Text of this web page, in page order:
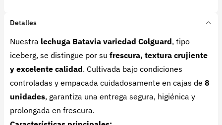
Detalles
Nuestra lechuga Batavia variedad Colguard, tipo
iceberg, se distingue por su frescura, textura crujiente
y excelente calidad. Cultivada bajo condiciones
controladas y empacada cuidadosamente en cajas de 8
unidades, garantiza una entrega segura, higiénica y
prolongada en frescura.